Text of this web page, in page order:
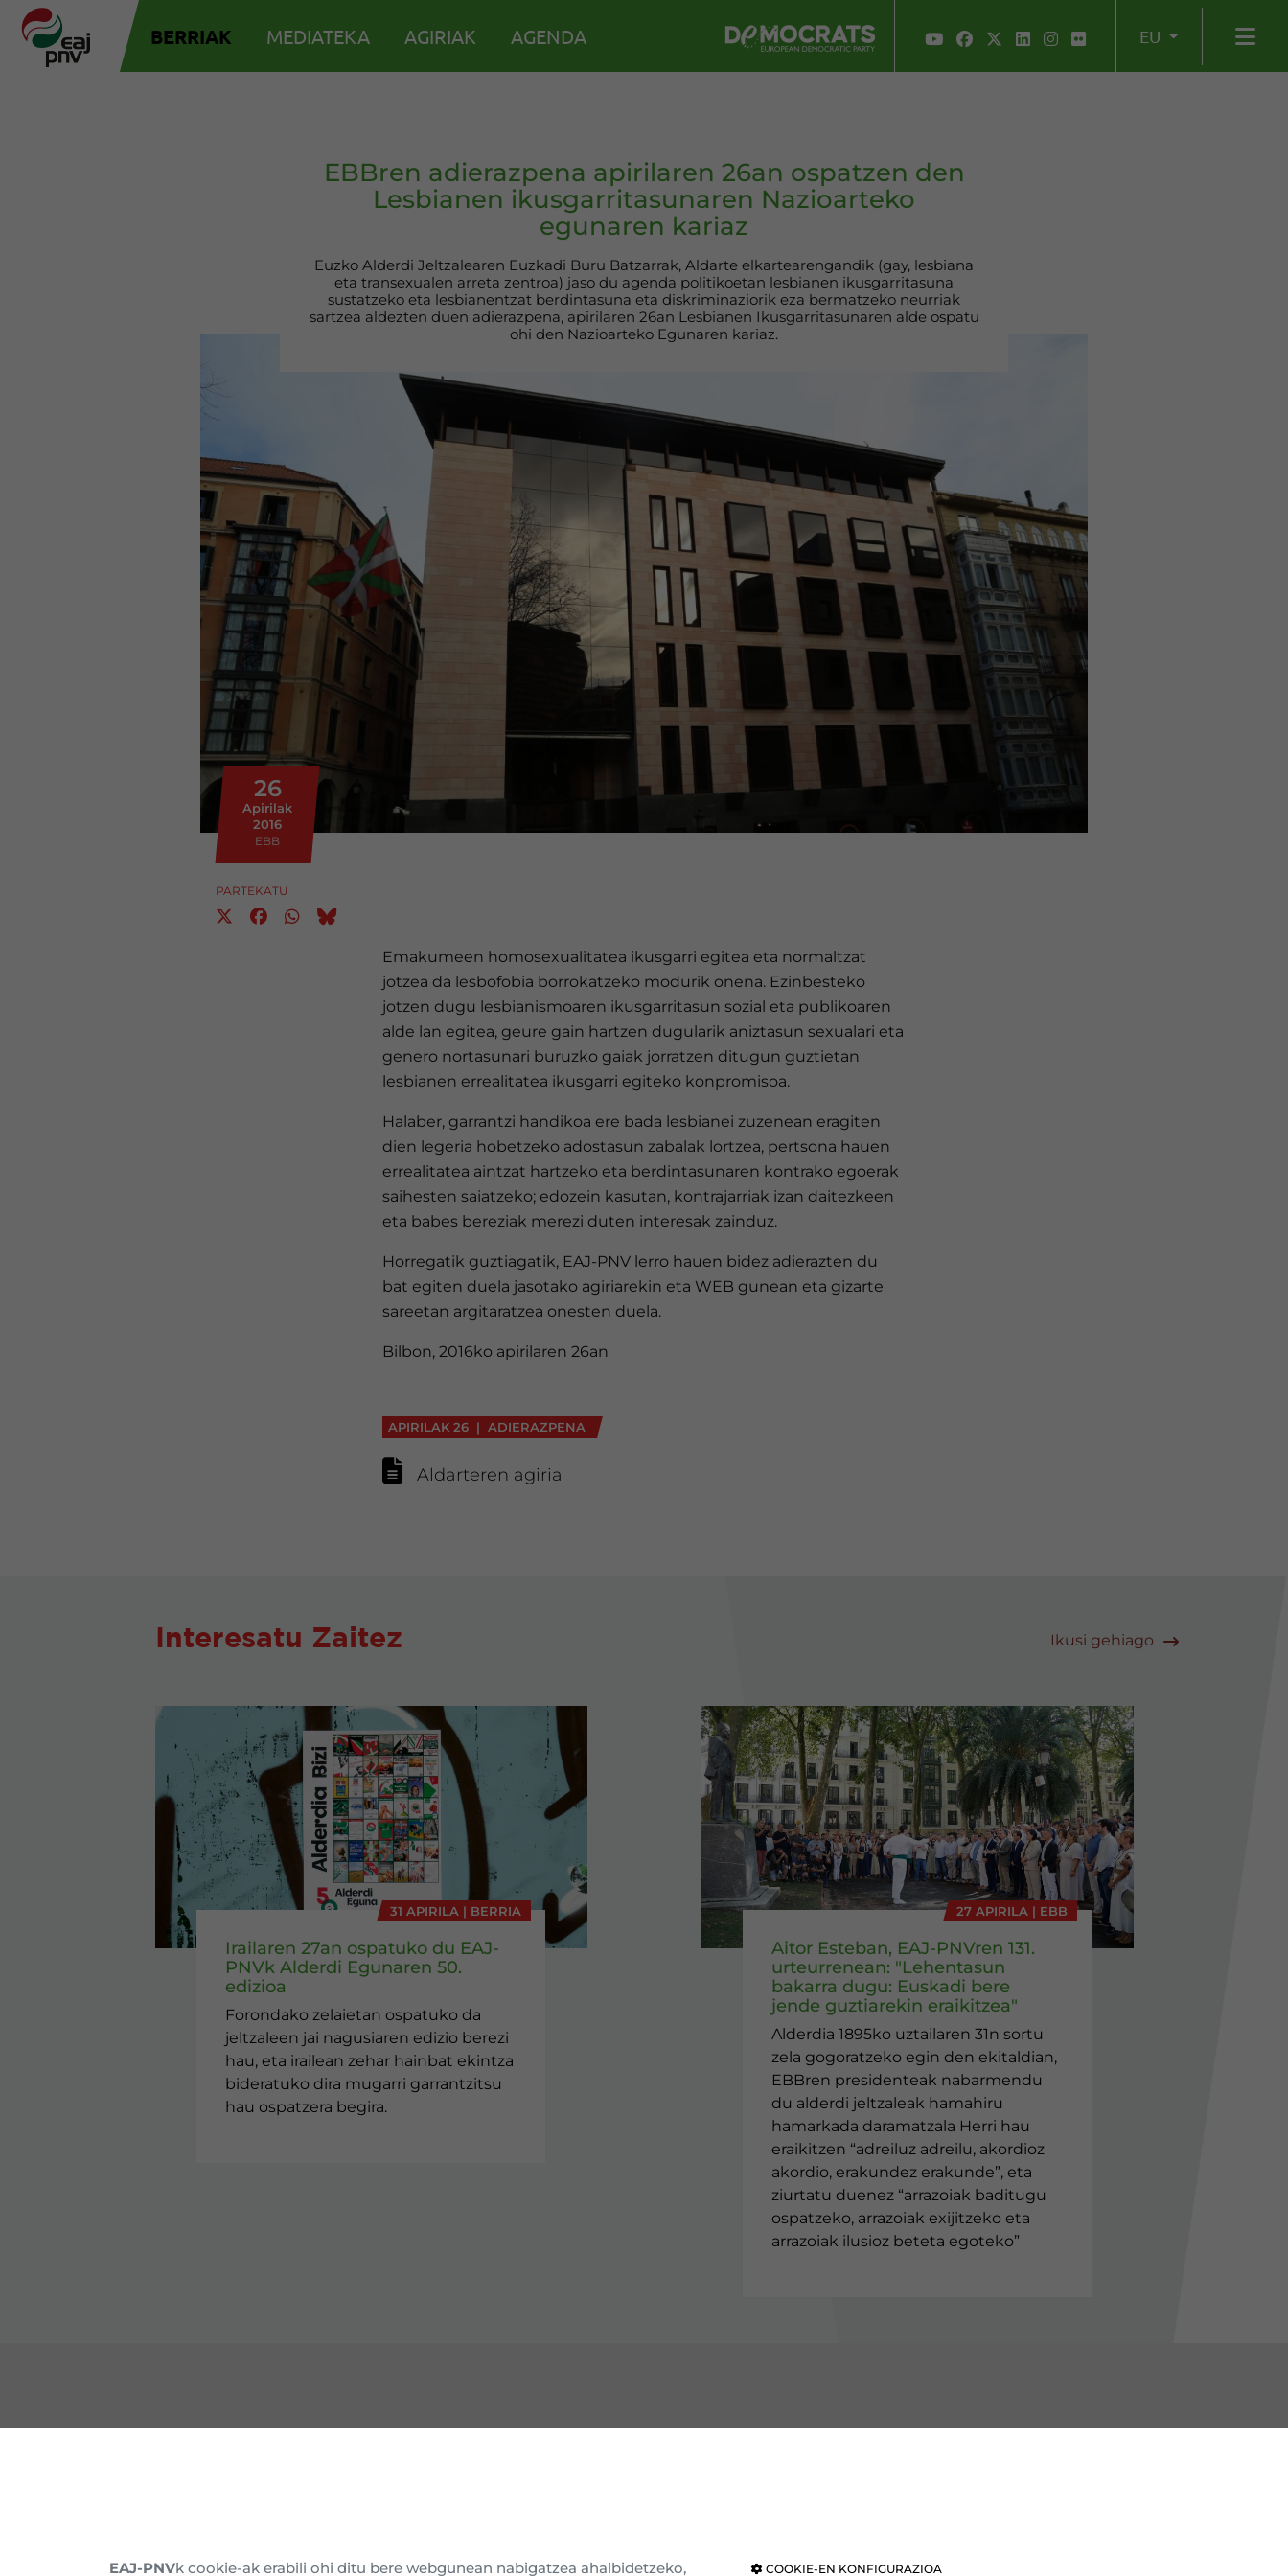
BERRIAK MEDIATEKA AGIRIAK AGENDA EU
EBBren adierazpena apirilaren 26an ospatzen den
Lesbianen ikusgarritasunaren Nazioarteko
egunaren kariaz
Euzko Alderdi Jeltzalearen Euzkadi Buru Batzarrak, Aldarte elkartearengandik (gay, lesbiana
eta transexualen arreta zentroa) jaso du agenda politikoetan lesbianen ikusgarritasuna
sustatzeko eta lesbianentzat berdintasuna eta diskriminaziorik eza bermatzeko neurriak
sartzea aldezten duen adierazpena, apirilaren 26an Lesbianen Ikusgarritasunaren alde ospatu
ohi den Nazioarteko Egunaren kariaz.
26
Apirilak
2016
EBB
PARTEKATU
Emakumeen homosexualitatea ikusgarri egitea eta normaltzat
jotzea da lesbofobia borrokatzeko modurik onena. Ezinbesteko
jotzen dugu lesbianismoaren ikusgarritasun sozial eta publikoaren
alde lan egitea, geure gain hartzen dugularik aniztasun sexualari eta
genero nortasunari buruzko gaiak jorratzen ditugun guztietan
lesbianen errealitatea ikusgarri egiteko konpromisoa.
Halaber, garrantzi handikoa ere bada lesbianei zuzenean eragiten
dien legeria hobetzeko adostasun zabalak lortzea, pertsona hauen
errealitatea aintzat hartzeko eta berdintasunaren kontrako egoerak
saihesten saiatzeko; edozein kasutan, kontrajarriak izan daitezkeen
eta babes bereziak merezi duten interesak zainduz.
Horregatik guztiagatik, EAJ-PNV lerro hauen bidez adierazten du
bat egiten duela jasotako agiriarekin eta WEB gunean eta gizarte
sareetan argitaratzea onesten duela.
Bilbon, 2016ko apirilaren 26an
APIRILAK 26 | ADIERAZPENA
Aldarteren agiria
Interesatu Zaitez Ikusi gehiago
31 APIRILA | BERRIA
Irailaren 27an ospatuko du EAJ-
PNVk Alderdi Egunaren 50.
edizioa
Forondako zelaietan ospatuko da
jeltzaleen jai nagusiaren edizio berezi
hau, eta irailean zehar hainbat ekintza
bideratuko dira mugarri garrantzitsu
hau ospatzera begira.
27 APIRILA | EBB
Aitor Esteban, EAJ-PNVren 131.
urteurrenean: "Lehentasun
bakarra dugu: Euskadi bere
jende guztiarekin eraikitzea"
Alderdia 1895ko uztailaren 31n sortu
zela gogoratzeko egin den ekitaldian,
EBBren presidenteak nabarmendu
du alderdi jeltzaleak hamahiru
hamarkada daramatzala Herri hau
eraikitzen “adreiluz adreilu, akordioz
akordio, erakundez erakunde”, eta
ziurtatu duenez “arrazoiak baditugu
ospatzeko, arrazoiak exijitzeko eta
arrazoiak ilusioz beteta egoteko”
Alderdikidetu Historia eta ideologia Nafarroako Legebiltzarra
EAJ-PNVk cookie-ak erabili ohi ditu bere webgunean nabigatzea ahalbidetzeko, COOKIE-EN KONFIGURAZIOA